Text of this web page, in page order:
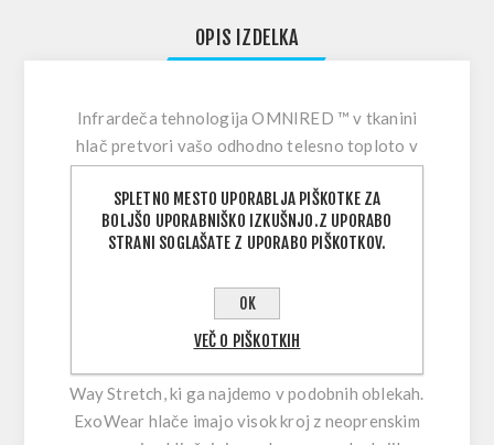
OPIS IZDELKA
Infrardeča tehnologija OMNIRED ™ v tkanini
hlač pretvori vašo odhodno telesno toploto v
infrardečo energijo in jo odbije nazaj v vaše
telo za termično toploto. Troslojna tkanina
ščiti pred najostrejšimi elementi z materiali, ki
odbijajo vodo, so odporni proti vetru, dihajo, se
hitro sušijo, odvajajo in delujejo protimikrobno.
In ker je v vodi svobodno gibanje bistvenega
pomena, ExoWear 4-Way Stretch zagotavlja
Way Stretch, ki ga najdemo v podobnih oblekah.
ExoWear hlače imajo visok kroj z neoprenskim
SPLETNO MESTO UPORABLJA PIŠKOTKE ZA
BOLJŠO UPORABNIŠKO IZKUŠNJO.Z UPORABO
STRANI SOGLAŠATE Z UPORABO PIŠKOTKOV.
OK
VEČ O PIŠKOTKIH